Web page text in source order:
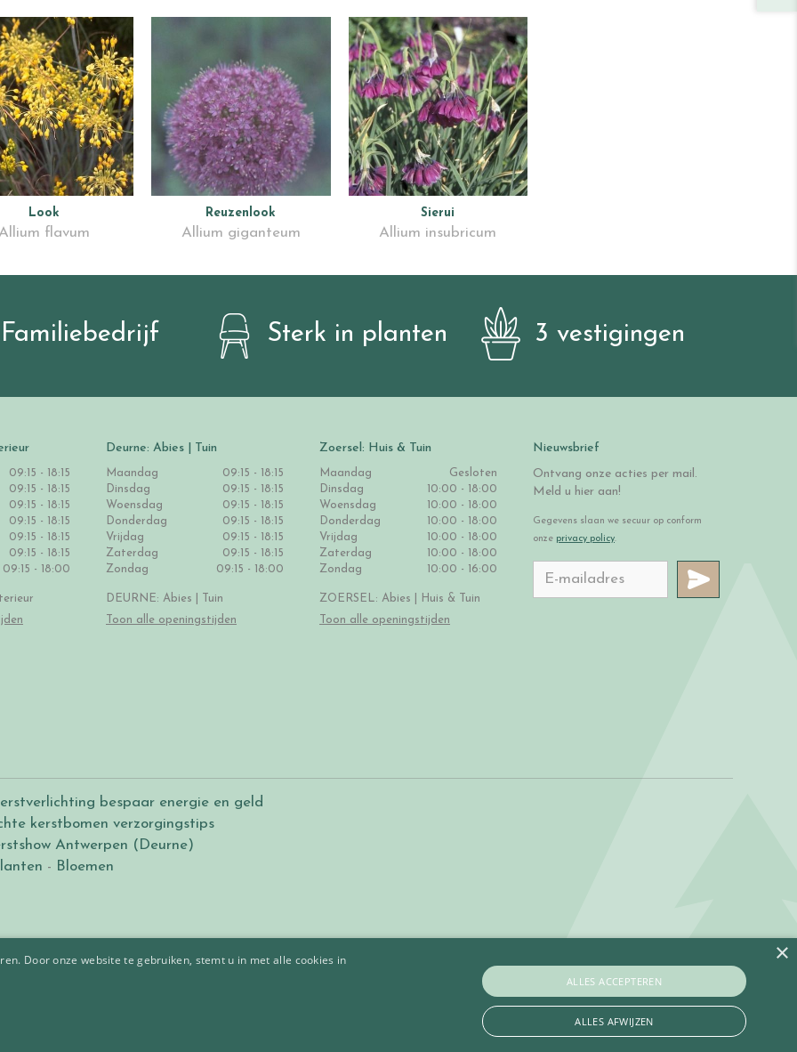
Look
flavum
Reuzenlook
Allium giganteum
Sierui
Allium insubricum
Familiebedrijf Sterk in planten 3 vestigingen
09:15 - 18:15
09:15 - 18:15
09:15 - 18:15
09:15 - 18:15
09:15 - 18:15
09:15 - 18:15
09:15 - 18:00
Deurne: Abies | Tuin
Maandag
09:15 - 18:15
Dinsdag
09:15 - 18:15
Woensdag
09:15 - 18:15
Donderdag
09:15 - 18:15
Vrijdag
09:15 - 18:15
Zaterdag
09:15 - 18:15
Zondag
09:15 - 18:00
DEURNE: Abies | Tuin
Toon alle openingstijden
Zoersel: Huis & Tuin
Maandag
Gesloten
Dinsdag
10:00 - 18:00
Woensdag
10:00 - 18:00
Donderdag
10:00 - 18:00
Vrijdag
10:00 - 18:00
Zaterdag
10:00 - 18:00
Zondag
10:00 - 16:00
ZOERSEL: Abies | Huis & Tuin
Toon alle openingstijden
Nieuwsbrief
Ontvang onze acties per mail.
Meld u hier aan!
Gegevens slaan we secuur op conform
onze privacy policy.
bespaar energie en geld
kerstbomen verzorgingstips
Antwerpen (Deurne)
- Bloemen
Algemene voorwaarden
Betaalinformatie
Contact
×
Door onze website te gebruiken, stemt u in met alle cookies in
ALLES ACCEPTEREN
ALLES AFWIJZEN